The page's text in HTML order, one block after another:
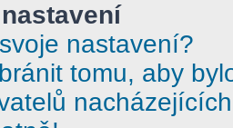
nastavení?
tomu, aby